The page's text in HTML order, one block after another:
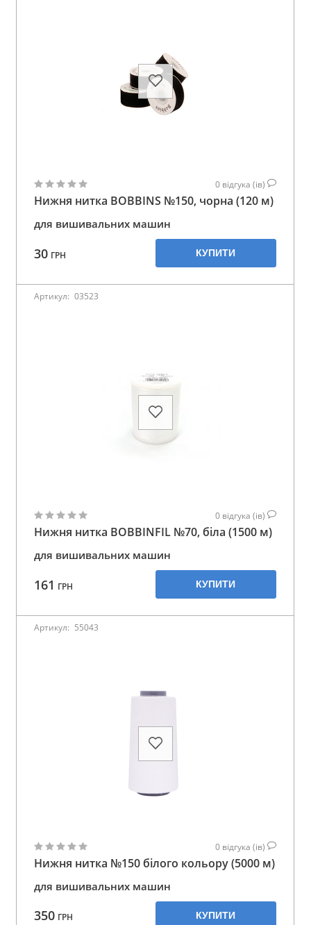
0 відгука (ів)
Нижня нитка BOBBINS №150, чорна (120 м)
для вишивальних машин
30 ГРН КУПИТИ
Артикул: 03523
0 відгука (ів)
Нижня нитка BOBBINFIL №70, біла (1500 м)
для вишивальних машин
161 ГРН КУПИТИ
Артикул: 55043
0 відгука (ів)
Нижня нитка №150 білого кольору (5000 м)
для вишивальних машин
350 ГРН КУПИТИ